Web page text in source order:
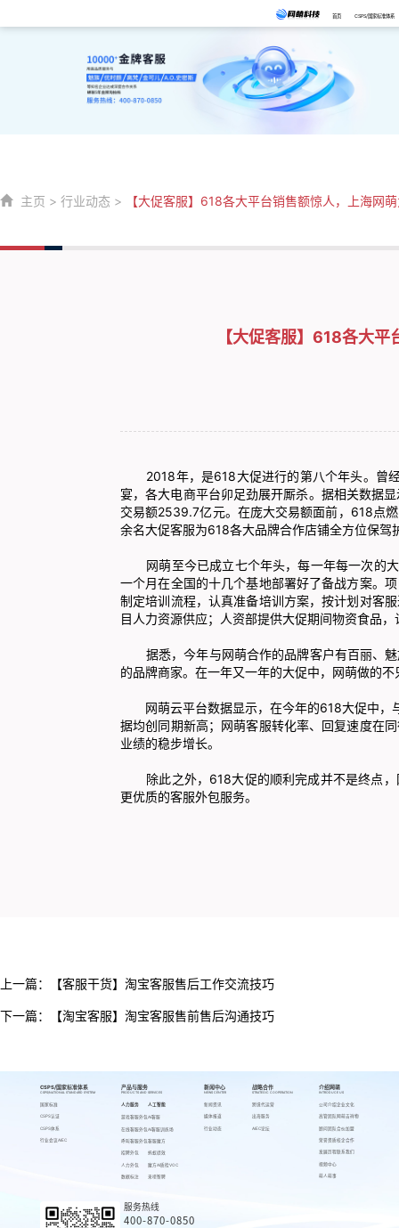
首页 CSPS/国家标准体系
主页 > 行业动态 > 【大促客服】618各大平台销售额惊人，上海网
【大促客服】618各大
2018年，是618大促进行的第八个年头。曾经
宴，各大电商平台卯足劲展开厮杀。据相关数据
交易额2539.7亿元。在庞大交易额面前，618点
余名大促客服为618各大品牌合作店铺全方位保驾
网萌至今已成立七个年头，每一年每一次的大
一个月在全国的十几个基地部署好了备战方案。
制定培训流程，认真准备培训方案，按计划对客
目人力资源供应；人资部提供大促期间物资食品
据悉，今年与网萌合作的品牌客户有百丽、魅
的品牌商家。在一年又一年的大促中，网萌做的
网萌云平台数据显示，在今年的618大促中，
据均创同期新高；网萌客服转化率、回复速度在
业绩的稳步增长。
除此之外，618大促的顺利完成并不是终点，
更优质的客服外包服务。
上一篇： 【客服干货】淘宝客服售后工作交流技巧
下一篇： 【淘宝客服】淘宝客服售前售后沟通技巧
CSPS/国家标准体系
CSPS/NATIONAL STANDARD SYSTEM
国家标准
CSPS认证
CSPS体系
行业会议AIEC
产品与服务
PRODUCTS AND SERVICES
人力服务
游戏客服外包
在线客服外包
呼叫客服外包
招聘外包
人力外包
数据标注
人工智能
AI客服
AI客服训练场
客服魔方
蚂蚁绩效
魔方AI质检VOC
来呗智聘
新闻中心
NEWS CENTER
新闻资讯
媒体报道
行业动态
战略合作
STRATEGIC COOPERATION
跨境代运营
出海服务
AIEC论坛
介绍网萌
INTRODUCE US
公司介绍
高管团队
顾问团队
荣誉资质
发展历程
视频中心
萌人萌事
企业文化
网萌吉祥物
合伙加盟
校企合作
联系我们
服务热线
400-870-0850